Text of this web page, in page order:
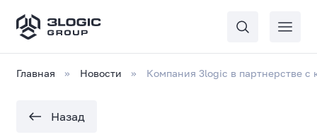
Главная Новости Компания 3logic в партнерстве
Назад